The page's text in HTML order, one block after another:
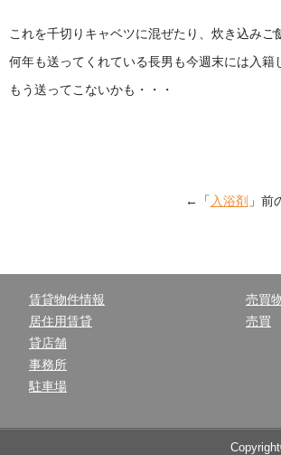
これを千切りキャベツに混ぜたり、炊き込み
何年も送ってくれている長男も今週末には入籍
もう送ってこないかも・・・
←「 入浴剤 」
賃貸物件情報
居住用賃貸
貸店舗
事務所
駐車場
売買
売買